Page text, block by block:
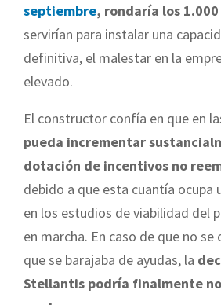
septiembre, rondaría los
servirían para instalar una
definitiva, el malestar en la
elevado.
El constructor confía en que en
pueda incrementar
dotación de incentivos no
debido a que esta cuantía ocupa
en los estudios de viabilidad del
en marcha. En caso de que no
que se barajaba de ayudas, la
Stellantis podría finalmente